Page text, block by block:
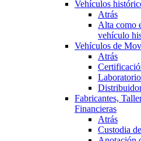
Vehículos
Atrás
Alta como
vehículo
Vehículos de
Atrás
Fabricantes,
Financieras
Atrás
Custodia